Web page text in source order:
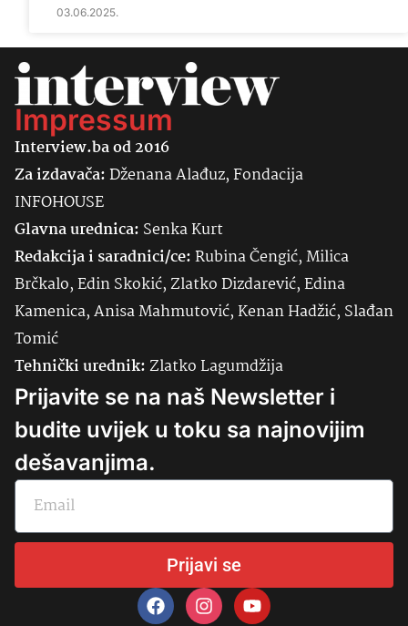
03.06.2025.
Impressum
Interview.ba od 2016
Za izdavača:Dženana Alađuz, Fondacija
INFOHOUSE
Glavna urednica: SenkaKurt
Redakcija i saradnici/ce:Rubina Čengić, Milica
Brčkalo, Edin Skokić, Zlatko Dizdarević, Edina
Kamenica, Anisa Mahmutović, Kenan Hadžić, Slađan
Tomić
Tehnički urednik:Zlatko Lagumdžija
Prijavite se na naš Newsletter i
budite uvijek u toku sa najnovijim
dešavanjima.
Prijavi se